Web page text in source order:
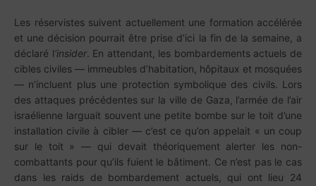
Les réservistes suivent actuellement une formation accélérée
et une décision pourrait être prise d’ici la fin de la semaine, a
déclaré l‘insider. En attendant, les bombardements actuels de
cibles civiles — immeubles d’habitation, hôpitaux et mosquées
— n’incluent plus une protection symbolique des civils. Lors
des attaques précédentes sur la ville de Gaza, l’armée de l’air
israélienne larguait souvent une petite bombe sur le toit d’une
installation civile à cibler — c’est ce qu’on appelait « un coup
sur le toit » — qui devait théoriquement alerter les non-
combattants pour qu’ils fuient le bâtiment. Ce n’est pas le cas
dans les raids de bombardement actuels, qui ont lieu 24